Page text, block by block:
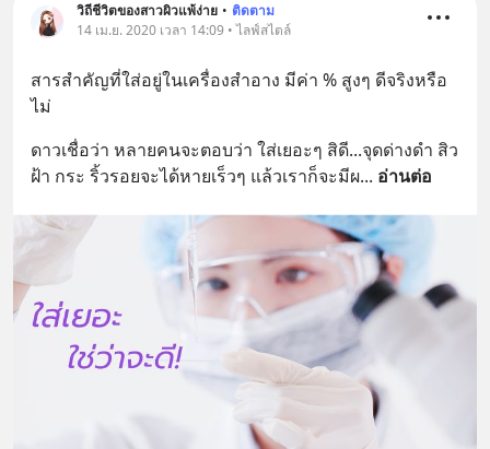
วิถีชีวิตของสาวผิวแพ้ง่าย • ติดตาม
14 เม.ย. 2020 เวลา 14:09 • ไลฟ์สไตล์
สารสำคัญที่ใส่อยู่ในเครื่องสำอาง มีค่า % สูงๆ ดีจริงหรือ
ไม่
ดาวเชื่อว่า หลายคนจะตอบว่า ใส่เยอะๆ สิดี...จุดด่างดำ สิว
ฝ้า กระ ริ้วรอยจะได้หายเร็วๆ แล้วเราก็จะมีผ... อ่านต่อ